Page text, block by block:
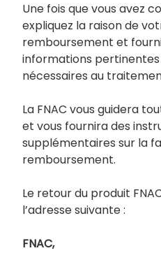
Une fois que vous avez
expliquez la raison de
remboursement et
informations
nécessaires au
La FNAC vous guidera
et vous fournira des
supplémentaires sur la
remboursement.
Le retour du produit
l’adresse suivante :
FNAC,